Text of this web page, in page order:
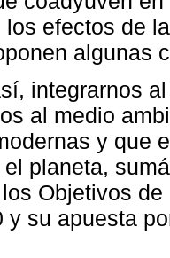
los efectos de
algunas
integrarnos
al medio
y que
planeta,
Objetivos
y su apuesta